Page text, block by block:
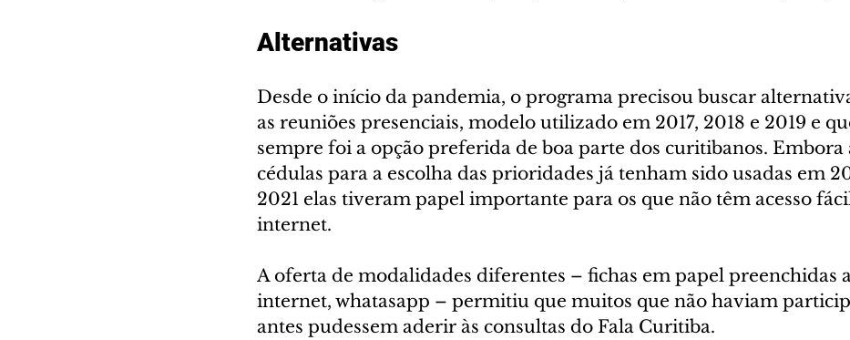
Alternativas
Desde o início da pandemia, o programa precisou buscar
as reuniões presenciais, modelo utilizado em 2017, 2018 e 2019 e
sempre foi a opção preferida de boa parte dos curitibanos. Embora
cédulas para a escolha das prioridades já tenham sido usadas em
2021 elas tiveram papel importante para os que não têm acesso
internet.
A oferta de modalidades diferentes – fichas em papel preenchidas
internet, whatasapp – permitiu que muitos que não haviam
antes pudessem aderir às consultas do Fala Curitiba.